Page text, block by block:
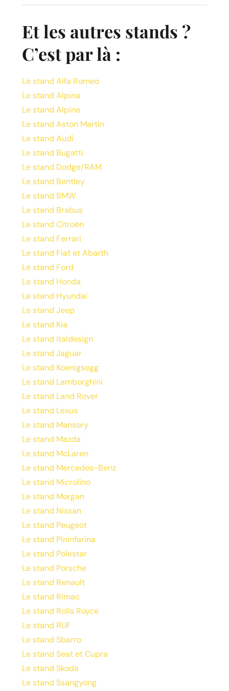
Et les autres stands ?
C’est par là :
Le stand Alfa Romeo
Le stand Alpina
Le stand Alpine
Le stand Aston Martin
Le stand Audi
Le stand Bugatti
Le stand Dodge/RAM
Le stand Bentley
Le stand BMW
Le stand Brabus
Le stand Citroën
Le stand Ferrari
Le stand Fiat et Abarth
Le stand Ford
Le stand Honda
Le stand Hyundai
Le stand Jeep
Le stand Kia
Le stand Italdesign
Le stand Jaguar
Le stand Koenigsegg
Le stand Lamborghini
Le stand Land Rover
Le stand Lexus
Le stand Mansory
Le stand Mazda
Le stand McLaren
Le stand Mercedes-Benz
Le stand Microlino
Le stand Morgan
Le stand Nissan
Le stand Peugeot
Le stand Pininfarina
Le stand Polestar
Le stand Porsche
Le stand Renault
Le stand Rimac
Le stand Rolls Royce
Le stand RUF
Le stand Sbarro
Le stand Seat et Cupra
Le stand Skoda
Le stand Ssangyong